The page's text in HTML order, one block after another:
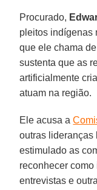
Procurado,
pleitos indígenas
que ele chama
sustenta que as
artificialmente
atuam na região.
Ele acusa a
outras lideranças
estimulado as
reconhecer
entrevistas e